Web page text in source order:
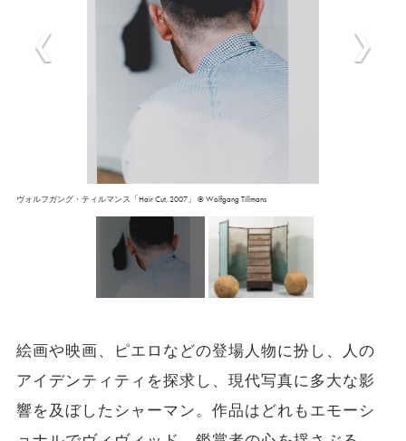
ヴォルフガング・ティルマンス「Hair Cut, 2007」 © Wolfgang Tillmans
絵画や映画、ピエロなどの登場人物に扮し、人の
アイデンティティを探求し、現代写真に多大な影
響を及ぼしたシャーマン。作品はどれもエモーシ